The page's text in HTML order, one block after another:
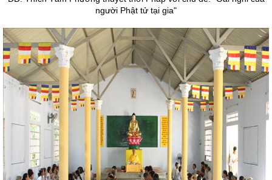
người Phật tử tại gia"